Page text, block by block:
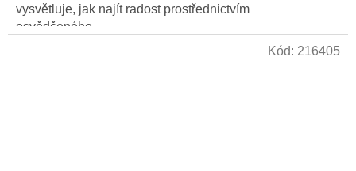
vysvětluje, jak najít radost prostřednictvím
osvědčeného,...
Kód: 216405